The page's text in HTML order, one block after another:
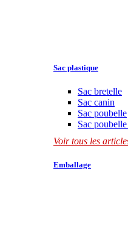
Sac plastique
Sac bretelle
Sac canin
Sac poubelle
Sac
Voir tous les
Emballage